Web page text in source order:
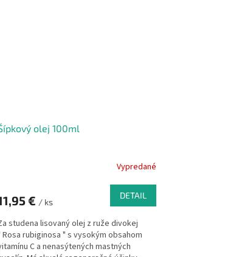
olej 100ml
Vypredané
€ / ks
DETAIL
studena lisovaný olej z ruže divokej
Rosa rubiginosa " s vysokým obsahom
C a nenasýtených mastných